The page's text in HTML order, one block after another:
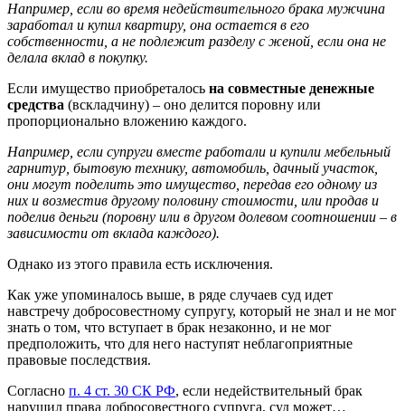
Например, если во время недействительного брака мужчина
заработал и купил квартиру, она остается в его
собственности, а не подлежит разделу с женой, если она не
делала вклад в покупку.
Если имущество приобреталось на совместные денежные
средства (вскладчину) – оно делится поровну или
пропорционально вложению каждого.
Например, если супруги вместе работали и купили мебельный
гарнитур, бытовую технику, автомобиль, дачный участок,
они могут поделить это имущество, передав его одному из
них и возместив другому половину стоимости, или продав и
поделив деньги (поровну или в другом долевом соотношении – в
зависимости от вклада каждого).
Однако из этого правила есть исключения.
Как уже упоминалось выше, в ряде случаев суд идет
навстречу добросовестному супругу, который не знал и не мог
знать о том, что вступает в брак незаконно, и не мог
предположить, что для него наступят неблагоприятные
правовые последствия.
Согласно п. 4 ст. 30 СК РФ, если недействительный брак
нарушил права добросовестного супруга, суд может…